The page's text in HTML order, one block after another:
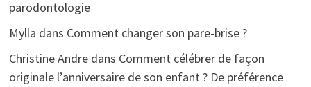
parodontologie
Mylla dans Comment changer son pare-brise ?
Christine Andredans Comment célébrer de façon
originale l’anniversaire de son enfant ? De préférence